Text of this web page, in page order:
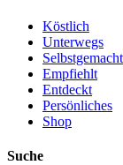
Köstlich
Unterwegs
Selbstgemacht
Empfiehlt
Entdeckt
Persönliches
Shop
Suche